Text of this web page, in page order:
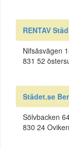
RENTAV
Nifsåsvägen
831 52
Städet.se
Sölvbacken
830 24 Oviken